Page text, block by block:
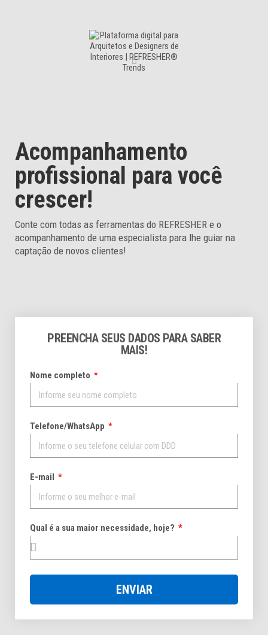
Acompanhamento
profissional para você
crescer!
Conte com todas as ferramentas do REFRESHER e o
acompanhamento de uma especialista para lhe guiar na
captação de novos clientes!
PREENCHA SEUS DADOS PARA SABER
MAIS!
Nome completo
Telefone/WhatsApp
E-mail
Qual é a sua maior necessidade, hoje?
ENVIAR